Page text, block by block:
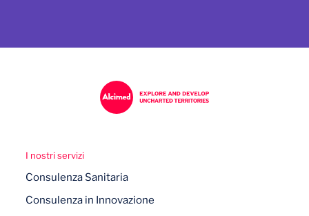
I nostri servizi
Consulenza Sanitaria
Consulenza in Innovazione